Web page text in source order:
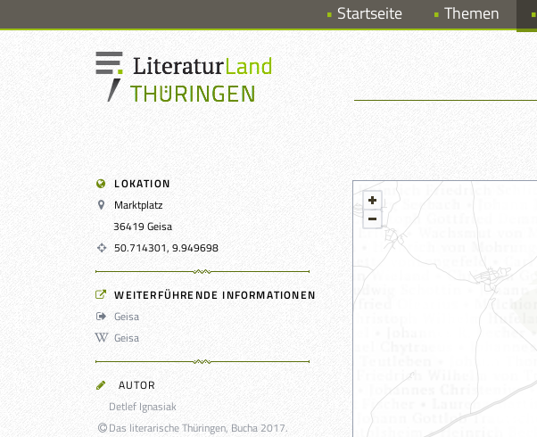
Startseite Themen
LOKATION
Marktplatz
36419 Geisa
50.714301, 9.949698
WEITERFÜHRENDE INFORMATIONEN
Geisa
Geisa
AUTOR
Detlef Ignasiak
Das literarische Thüringen, Bucha 2017.